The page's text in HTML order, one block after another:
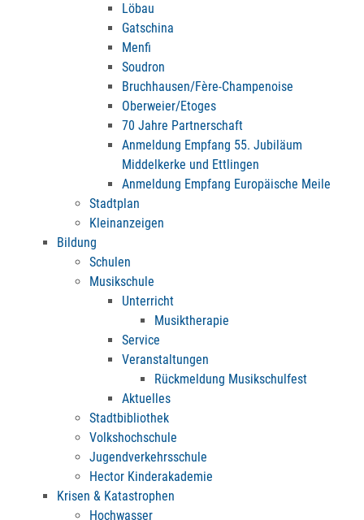
Löbau
Gatschina
Menfi
Soudron
Bruchhausen/Fère-Champenoise
Oberweier/Etoges
70 Jahre Partnerschaft
Anmeldung Empfang 55. Jubiläum
Middelkerke und Ettlingen
Anmeldung Empfang Europäische Meile
Stadtplan
Kleinanzeigen
Bildung
Schulen
Musikschule
Unterricht
Musiktherapie
Service
Veranstaltungen
Rückmeldung Musikschulfest
Aktuelles
Stadtbibliothek
Volkshochschule
Jugendverkehrsschule
Hector Kinderakademie
Krisen & Katastrophen
Hochwasser